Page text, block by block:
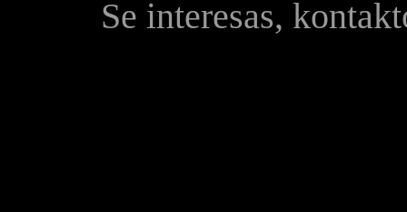
Se interesas,